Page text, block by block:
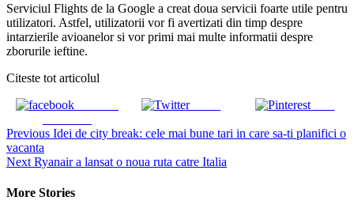
Serviciul Flights de la Google a creat doua servicii foarte utile pentru
utilizatori. Astfel, utilizatorii vor fi avertizati din timp despre
intarzierile avioanelor si vor primi mai multe informatii despre
zborurile ieftine.
Citeste tot articolul
Tweet Save
Continue
Reading
Previous Idei de city break: cele mai bune tari in care sa-ti planifici o
vacanta
Next Ryanair a lansat o noua ruta catre Italia
More Stories